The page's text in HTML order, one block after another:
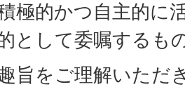
極的かつ自主的に
として委嘱するも
旨をご理解いただ